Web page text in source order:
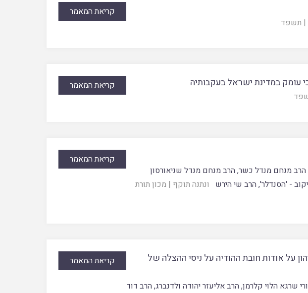
| תשפד
קריאת המאמר
עומק במדינת ישראל בעקבותיה קריאת המאמר
הרב מנחם מנדל כשר,הרב מנחם מנדל שניאורסון
- 'הסנדלר',הרב שי הירש ונתנה תוקף | מכון תורת
קריאת המאמר
על אודות חובת ההודיה על ניסי ההצלה של
שרגא הלוי קלרמן,הרב אליעזר יהודה ולדנברג,הרב דוד
קריאת המאמר